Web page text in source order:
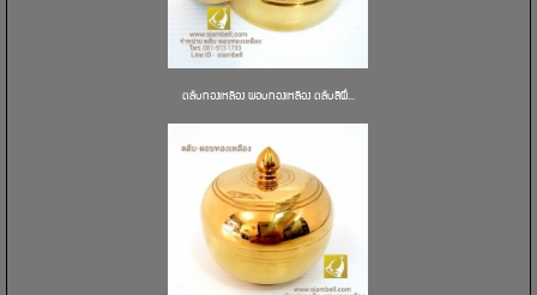
ตลับทองเหลือง ผอบทองเหลือง ตลับสีผึ...